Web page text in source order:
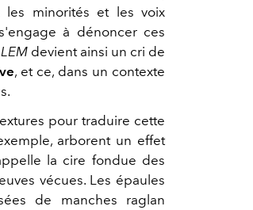
les minorités et les voix
à dénoncer ces
devient ainsi un cri de
, et ce, dans un contexte
pour traduire cette
arborent un effet
la cire fondue des
vécues. Les épaules
de manches raglan